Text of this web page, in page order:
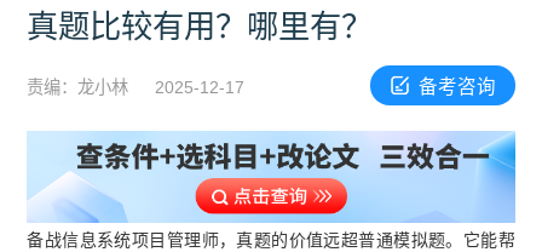
真题比较有用？哪里有？
责编：龙小林 2025-12-17 备考咨询
备战信息系统项目管理师，真题的价值远超普通模拟题。它能帮